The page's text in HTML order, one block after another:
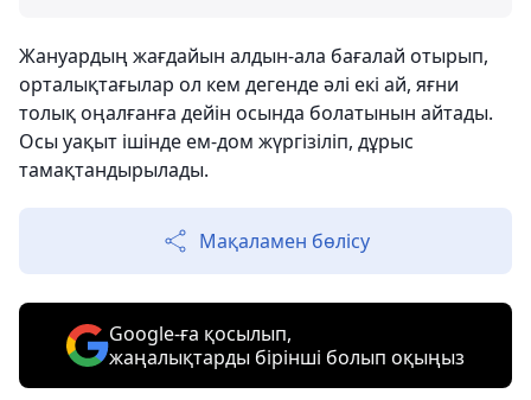
Жануардың жағдайын алдын-ала бағалай отырып,
орталықтағылар ол кем дегенде әлі екі ай, яғни
толық оңалғанға дейін осында болатынын айтады.
Осы уақыт ішінде ем-дом жүргізіліп, дұрыс
тамақтандырылады.
Мақаламен бөлісу
Google-ға қосылып,
жаңалықтарды бірінші болып оқыңыз